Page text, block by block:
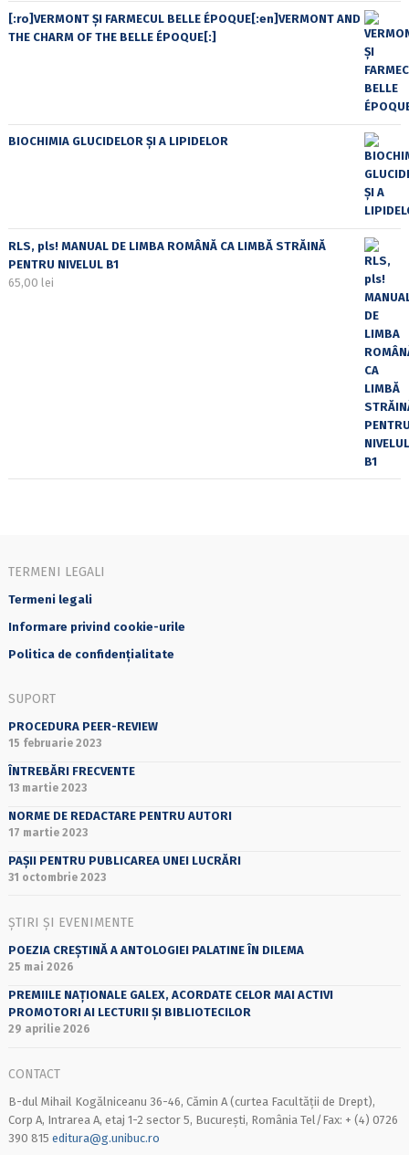
[:ro]VERMONT ȘI FARMECUL BELLE ÉPOQUE[:en]VERMONT AND
THE CHARM OF THE BELLE ÉPOQUE[:]
BIOCHIMIA GLUCIDELOR ȘI A LIPIDELOR
RLS, pls! MANUAL DE LIMBA ROMÂNĂ CA LIMBĂ STRĂINĂ
PENTRU NIVELUL B1
65,00 lei
TERMENI LEGALI
Termeni legali
Informare privind cookie-urile
Politica de confidențialitate
SUPORT
PROCEDURA PEER-REVIEW
15 februarie 2023
ÎNTREBĂRI FRECVENTE
13 martie 2023
NORME DE REDACTARE PENTRU AUTORI
17 martie 2023
PAȘII PENTRU PUBLICAREA UNEI LUCRĂRI
31 octombrie 2023
ȘTIRI ȘI EVENIMENTE
POEZIA CREȘTINĂ A ANTOLOGIEI PALATINE ÎN DILEMA
25 mai 2026
PREMIILE NAȚIONALE GALEX, ACORDATE CELOR MAI ACTIVI
PROMOTORI AI LECTURII ȘI BIBLIOTECILOR
29 aprilie 2026
CONTACT
B-dul Mihail Kogălniceanu 36-46, Cămin A (curtea Facultății de Drept),
Corp A, Intrarea A, etaj 1-2 sector 5, București, România Tel/Fax: + (4) 0726
390 815 editura@g.unibuc.ro